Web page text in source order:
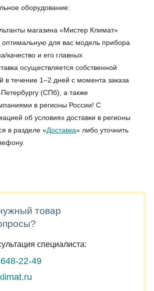
оборудование:
магазина «Мистер Климат»
оптимальную для вас модель прибора
качество и его главных
осуществляется собственной
в течение 1–2 дней с момента заказа
(СПб), а также
в регионы России! С
об условиях доставки в регионы
в разделе «Доставка» либо уточнить
товар
специалиста:
648-22-49